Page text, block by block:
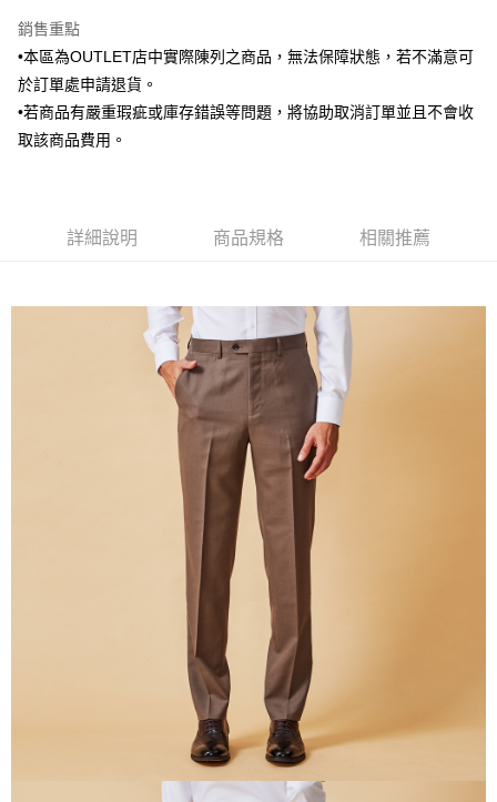
台新國際商業銀行
台灣樂天信用卡公司
元大商業銀行
玉山商業銀行
星展（台灣）商業銀行
台灣樂天信用卡公司
Google Pay
新竹物流離島宅配
LINEX 宇迅國際 查看運費
銷售重點
•本區為OUTLET店中實際陳列之商品，無法保障狀態，若不滿意可
於訂單處申請退貨。
•若商品有嚴重瑕疵或庫存錯誤等問題，將協助取消訂單並且不會收
取該商品費用。
詳細說明 商品規格 相關推薦